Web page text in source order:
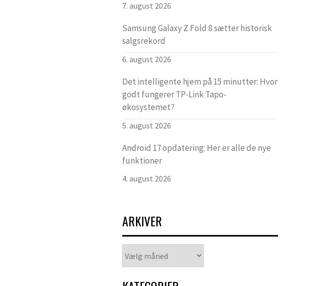
7. august 2026
Samsung Galaxy Z Fold 8 sætter historisk
salgsrekord
6. august 2026
Det intelligente hjem på 15 minutter: Hvor
godt fungerer TP-Link Tapo-
økosystemet?
5. august 2026
Android 17 opdatering: Her er alle de nye
funktioner
4. august 2026
ARKIVER